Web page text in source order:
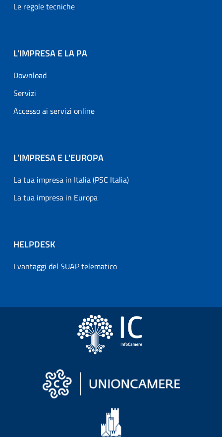
Le regole tecniche
L’IMPRESA E LA PA
Download
Servizi
Accesso ai servizi online
L’IMPRESA E L'EUROPA
La tua impresa in Italia (PSC Italia)
La tua impresa in Europa
HELPDESK
I vantaggi del SUAP telematico